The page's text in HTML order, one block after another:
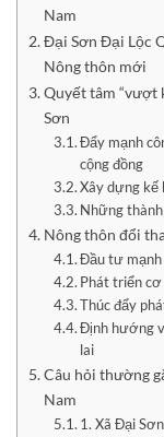
Nam
Đại Sơn Đại Lộc
Nông thôn mới
Quyết tâm “vượt
Sơn
Đẩy mạnh
cộng đồng
Xây dựng kế
Những
Nông thôn đổi
Đầu tư mạnh
Phát triển
Thúc đẩy
Định hướng
lai
Câu hỏi thường
Nam
1. Xã Đại